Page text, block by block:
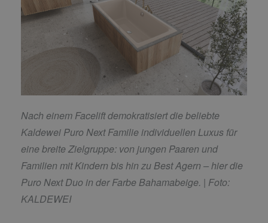
Nach einem Facelift demokratisiert die beliebte
Kaldewei Puro Next Familie individuellen Luxus für
eine breite Zielgruppe: von jungen Paaren und
Familien mit Kindern bis hin zu Best Agern – hier die
Puro Next Duo in der Farbe Bahamabeige. | Foto:
KALDEWEI